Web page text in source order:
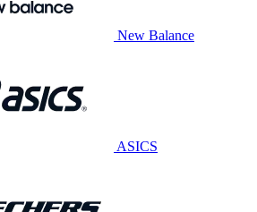
New Balance
ASICS